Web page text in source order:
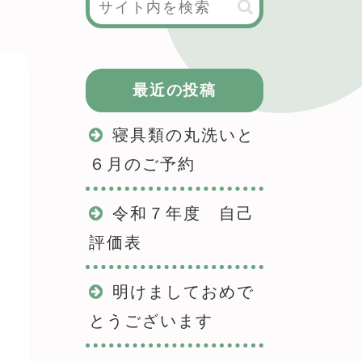
最近の投稿
寝具類の丸洗いと
６月のご予約
令和７年度 自己
評価表
明けましておめで
とうございます